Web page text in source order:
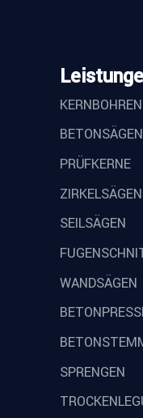
KERNBOHREN
BETONSÄGEN
PRÜFKERNE
ZIRKELSÄGEN
SEILSÄGEN
WANDSÄGEN
SPRENGEN